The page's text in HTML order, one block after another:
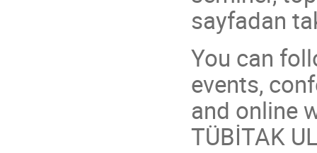
sayfadan
You can
events,
and online
TÜBİTAK